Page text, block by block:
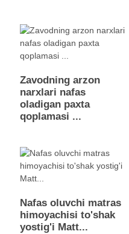
Zavodning arzon
narxlari nafas
oladigan paxta
qoplamasi ...
Nafas oluvchi matras
himoyachisi to'shak
yostig'i Matt...